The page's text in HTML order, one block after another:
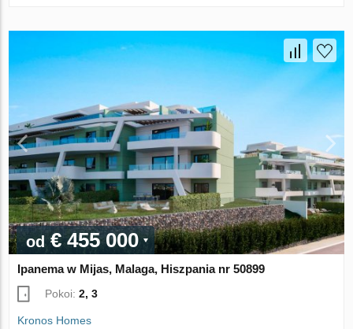
od € 455 000
Ipanema w Mijas, Malaga, Hiszpania nr 50899
Pokoi:2, 3
Kronos Homes